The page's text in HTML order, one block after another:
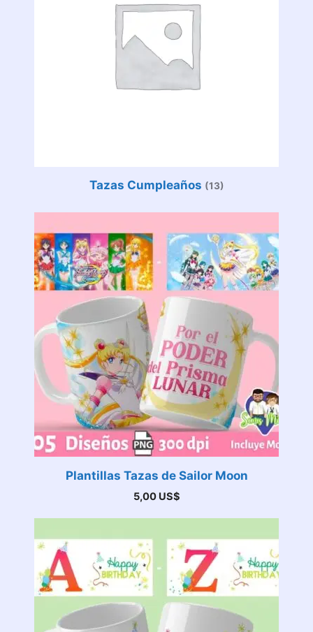
Tazas Cumpleaños (13)
Plantillas Tazas de Sailor Moon
5,00 US$